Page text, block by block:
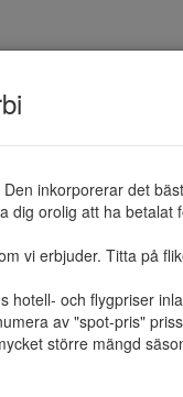
inkorporerar det
dig orolig att ha betalat
vi erbjuder. Titta på
hotell- och flygpriser
av "spot-pris"
större mängd